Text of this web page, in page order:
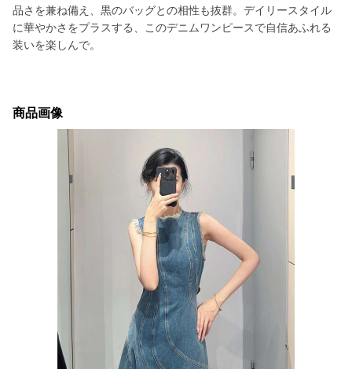
品さを兼ね備え、黒のバッグとの相性も抜群。デイリースタイル
に華やかさをプラスする、このデニムワンピースで自信あふれる
装いを楽しんで。
商品画像